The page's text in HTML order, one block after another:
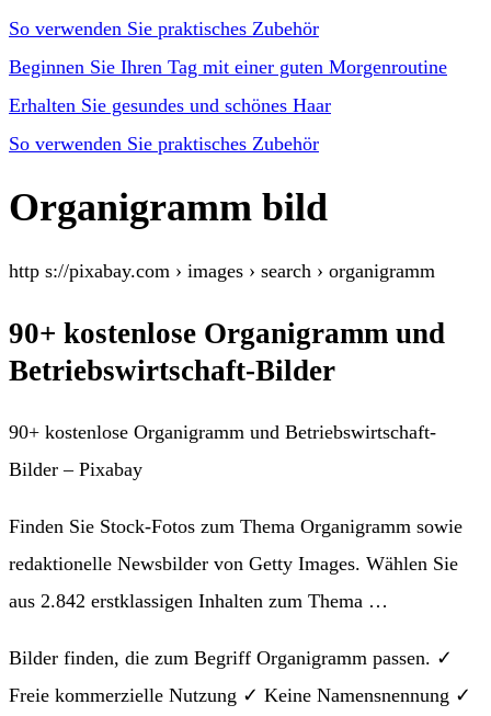
So verwenden Sie praktisches Zubehör
Beginnen Sie Ihren Tag mit einer guten Morgenroutine
Erhalten Sie gesundes und schönes Haar
So verwenden Sie praktisches Zubehör
Organigramm bild
http s://pixabay.com › images › search › organigramm
90+ kostenlose Organigramm und
Betriebswirtschaft-Bilder
90+ kostenlose Organigramm und Betriebswirtschaft-
Bilder – Pixabay
Finden Sie Stock-Fotos zum Thema Organigramm sowie
redaktionelle Newsbilder von Getty Images. Wählen Sie
aus 2.842 erstklassigen Inhalten zum Thema …
Bilder finden, die zum Begriff Organigramm passen. ✓
Freie kommerzielle Nutzung ✓ Keine Namensnennung ✓